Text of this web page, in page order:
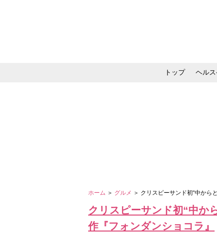
トップ ヘル
ホーム ＞ グルメ ＞ クリスピーサンド初“中か
クリスピーサンド初“中か
作『フォンダンショコラ』